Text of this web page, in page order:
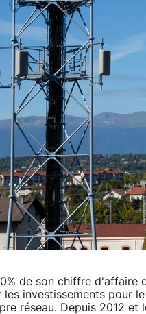
de son chiffre d'affaire
investissements pour
réseau. Depuis 2012 et